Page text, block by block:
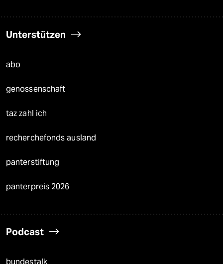
Unterstützen
abo
genossenschaft
taz zahl ich
recherchefonds ausland
panterstiftung
panterpreis 2026
Podcast
bundestalk